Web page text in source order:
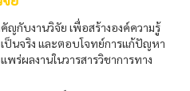
กับงานวิจัย เพื่อสร้างองค์ความรู้
ป็นจริง และตอบโจทย์การแก้ปัญหา
พร่ผลงานในวารสารวิชาการทาง